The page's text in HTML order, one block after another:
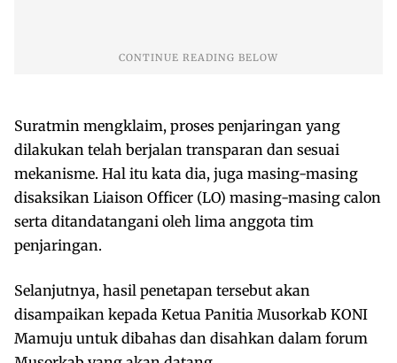
Suratmin mengklaim, proses penjaringan yang
dilakukan telah berjalan transparan dan sesuai
mekanisme. Hal itu kata dia, juga masing-masing
disaksikan Liaison Officer (LO) masing-masing calon
serta ditandatangani oleh lima anggota tim
penjaringan.
Selanjutnya, hasil penetapan tersebut akan
disampaikan kepada Ketua Panitia Musorkab KONI
Mamuju untuk dibahas dan disahkan dalam forum